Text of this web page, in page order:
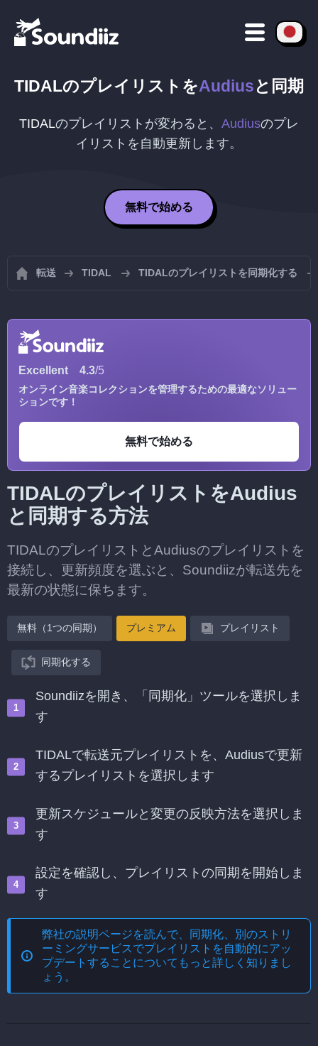
TIDALのプレイリストをAudiusと同期
TIDALのプレイリストが変わると、 Audiusのプレ
イリストを自動更新します。
無料で始める
転送 TIDAL TIDALのプレイリストを同期化する
Excellent 4.3/5
オンライン音楽コレクションを管理するための最適なソリュー
ションです！
無料で始める
TIDALのプレイリストをAudius
と同期する方法
TIDALのプレイリストとAudiusのプレイリストを
接続し、更新頻度を選ぶと、Soundiizが転送先を
最新の状態に保ちます。
無料（1つの同期） プレミアム プレイリスト
同期化する
Soundiizを開き、「同期化」ツールを選択しま
す
TIDALで転送元プレイリストを、Audiusで更新
するプレイリストを選択します
更新スケジュールと変更の反映方法を選択しま
す
設定を確認し、プレイリストの同期を開始しま
す
弊社の説明ページを読んで、
同期化、別のストリ
ーミングサービスでプレイリストを自動的にアッ
プデートする ことについてもっと詳しく知りまし
ょう。